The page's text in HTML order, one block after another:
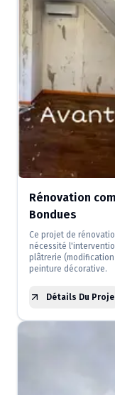
Rénovation
Bondues
Ce projet de
nécessité
plâtrerie
peinture décorative.
Détails Du